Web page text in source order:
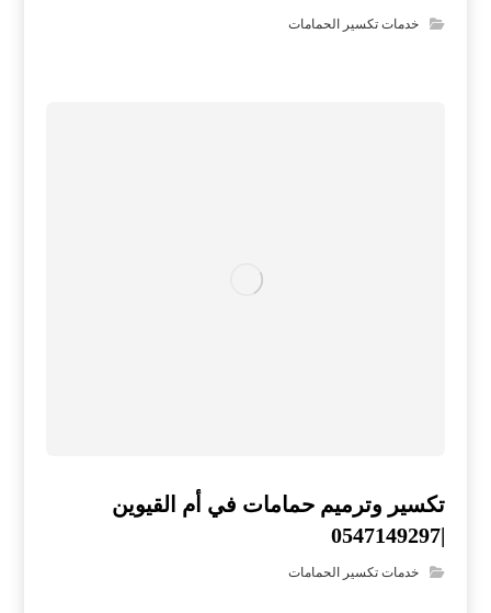
خدمات تكسير الحمامات
تكسير وترميم حمامات في أم القيوين
|0547149297
خدمات تكسير الحمامات